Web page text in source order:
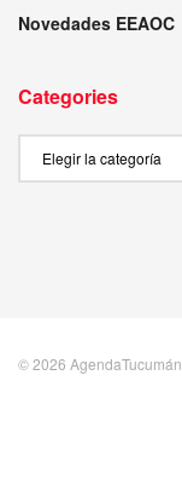
Novedades EEAOC
Categories
© 2026 AgendaTucumán